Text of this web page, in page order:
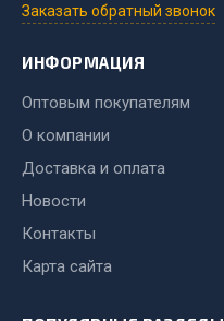
Мост задний
Система питания
Заказать обратный звонок
ИНФОРМАЦИЯ
Оптовым покупателям
О компании
Доставка и оплата
Новости
Контакты
Карта сайта